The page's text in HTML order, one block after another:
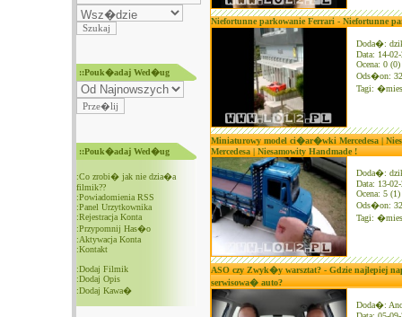
::Pouk�adaj Wed�ug
::Pouk�adaj Wed�ug
:Co zrobi� jak nie dzia�a
filmik??
:Powiadomienia RSS
:Panel Urzytkownika
:Rejestracja Konta
:Przypomnij Has�o
:Aktywacja Konta
:Kontakt
:Dodaj Filmik
:Dodaj Opis
:Dodaj Kawa�
Niefortunne parkowanie Ferrari - Niefortunne
Doda�:
Data: 14-
Ocena: 0 (0)
Ods�on:
Tagi:
Miniaturowy model ci�ar�wki Mercedesa |
Mercedesa | Niesamowity Handmade !
Doda�:
Data: 13-
Ocena: 5 (1)
Ods�on:
Tagi:
ASO czy Zwyk�y warsztat? - Gdzie najlepiej
serwisowa� auto?
Doda�: